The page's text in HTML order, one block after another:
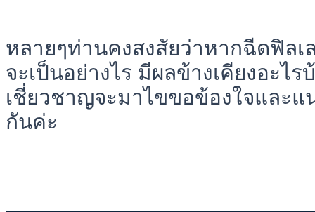
หลายๆท่านคงสงสัยว่าหากฉีดฟิลเ
จะเป็นอย่างไร มีผลข้างเคียงอะไ
เชี่ยวชาญจะมาไขขอข้องใจและแ
กันค่ะ